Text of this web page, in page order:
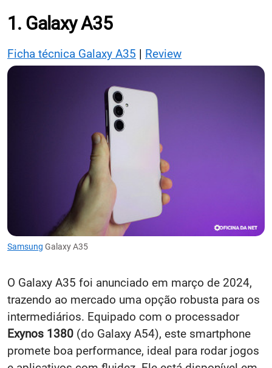
1. Galaxy A35
Ficha técnica Galaxy A35 | Review
Samsung Galaxy A35
O Galaxy A35 foi anunciado em março de 2024,
trazendo ao mercado uma opção robusta para os
intermediários. Equipado com o processador
Exynos 1380 (do Galaxy A54), este smartphone
promete boa performance, ideal para rodar jogos